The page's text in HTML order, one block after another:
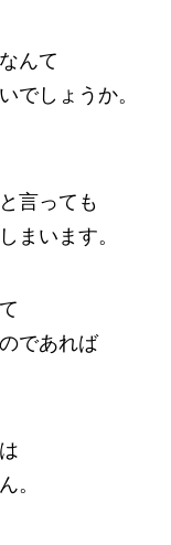
んて
でしょうか。
言っても
まいます。
であれば
。